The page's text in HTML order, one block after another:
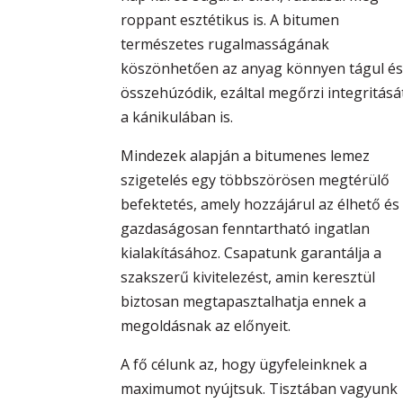
roppant esztétikus is. A bitumen
természetes rugalmasságának
köszönhetően az anyag könnyen tágul és
összehúzódik, ezáltal megőrzi
a kánikulában is.
Mindezek alapján a bitumenes lemez
szigetelés egy többszörösen megtérülő
befektetés, amely hozzájárul az élhető és
gazdaságosan fenntartható ingatlan
kialakításához. Csapatunk garantálja a
szakszerű kivitelezést, amin keresztül
biztosan megtapasztalhatja ennek a
megoldásnak az előnyeit.
A fő célunk az, hogy ügyfeleinknek a
maximumot nyújtsuk. Tisztában vagyunk